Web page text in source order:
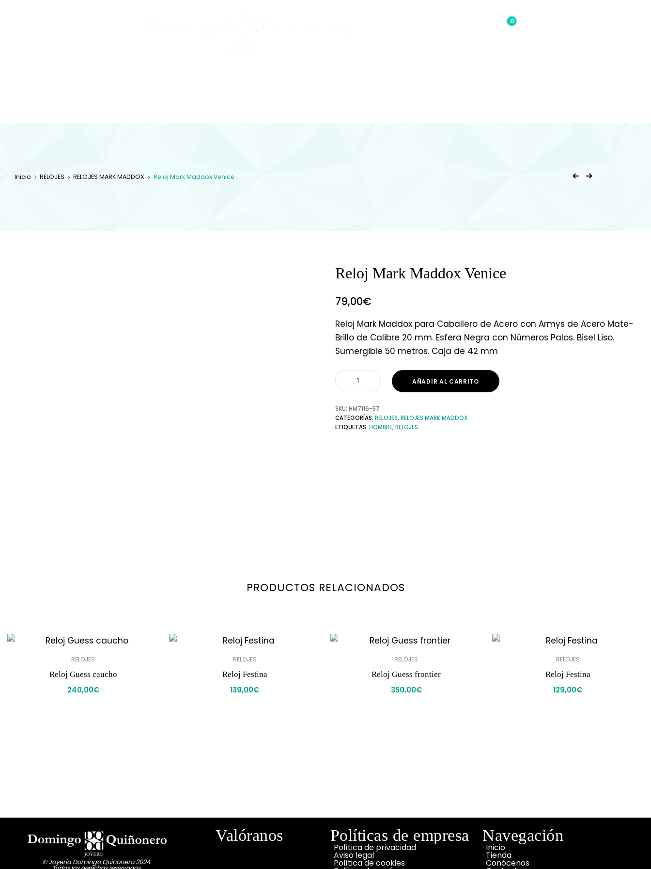
0,00€
0
Inicio RELOJES RELOJES MARK MADDOX Reloj Mark Maddox Venice
Reloj Mark Maddox Venice
79,00€
Reloj Mark Maddox para Caballero de Acero con Armys de Acero Mate-
Brillo de Calibre 20 mm. Esfera Negra con Números Palos. Bisel Liso.
Sumergible 50 metros. Caja de 42 mm
AÑADIR AL CARRITO
SKU: HM7116-57
CATEGORÍAS: RELOJES,RELOJES MARK MADDOX
ETIQUETAS: HOMBRE,RELOJES
PRODUCTOS RELACIONADOS
RELOJES
Reloj Guess caucho
240,00€
RELOJES
Reloj Festina
139,00€
RELOJES
Reloj Guess frontier
350,00€
RELOJES
Reloj Festina
129,00€
© Joyería Domingo Quiñonero 2024.
Valóranos Políticas de empresa
· Política de privacidad
· Aviso legal
· Política de cookies
Navegación
· Inicio
· Tienda
· Conócenos